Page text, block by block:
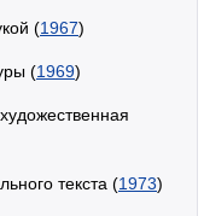
(1967)
(1969)
текста (1973)